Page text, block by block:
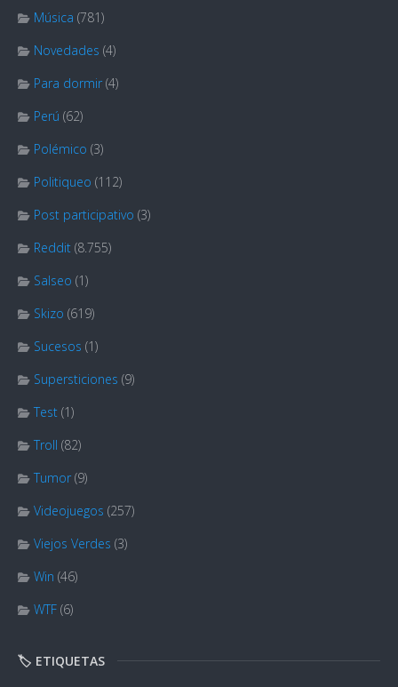
Música (781)
Novedades (4)
Para dormir (4)
Perú (62)
Polémico (3)
Politiqueo (112)
Post participativo (3)
Reddit (8.755)
Salseo (1)
Skizo (619)
Sucesos (1)
Supersticiones (9)
Test (1)
Troll (82)
Tumor (9)
Videojuegos (257)
Viejos Verdes (3)
Win (46)
WTF (6)
🏷️ ETIQUETAS